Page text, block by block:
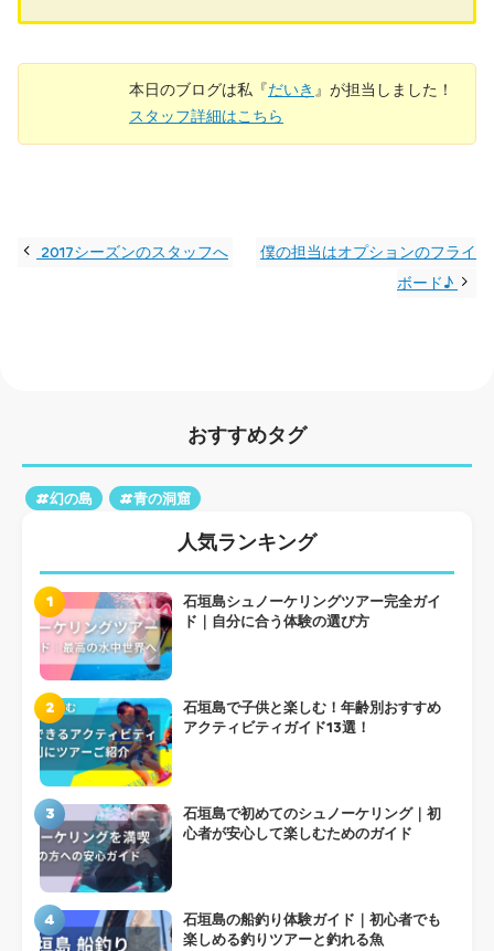
本日のブログは私『だいき 』が担当しました！
スタッフ詳細はこちら
2017シーズンのスタッフへ
僕の担当はオプションのフライ
ボード♪
おすすめタグ
#幻の島 #青の洞窟
人気ランキング
1
石垣島シュノーケリングツアー完全ガイ
ド｜自分に合う体験の選び方
2
石垣島で子供と楽しむ！年齢別おすすめ
アクティビティガイド13選！
3
石垣島で初めてのシュノーケリング｜初
心者が安心して楽しむためのガイド
4
石垣島の船釣り体験ガイド｜初心者でも
楽しめる釣りツアーと釣れる魚